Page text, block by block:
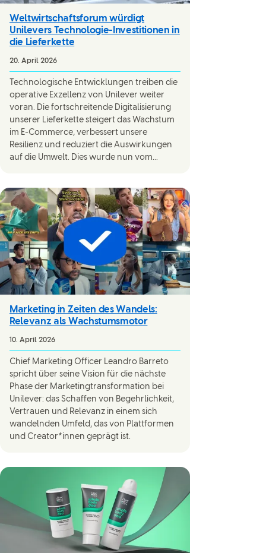
Weltwirtschaftsforum würdigt
Unilevers Technologie-Investitionen in
die Lieferkette
20. April 2026
Technologische Entwicklungen treiben die
operative Exzellenz von Unilever weiter
voran. Die fortschreitende Digitalisierung
unserer Lieferkette steigert das Wachstum
im E-Commerce, verbessert unsere
Resilienz und reduziert die Auswirkungen
auf die Umwelt. Dies wurde nun vom...
Marketing in Zeiten des Wandels:
Relevanz als Wachstumsmotor
10. April 2026
Chief Marketing Officer Leandro Barreto
spricht über seine Vision für die nächste
Phase der Marketingtransformation bei
Unilever: das Schaffen von Begehrlichkeit,
Vertrauen und Relevanz in einem sich
wandelnden Umfeld, das von Plattformen
und Creator*innen geprägt ist.